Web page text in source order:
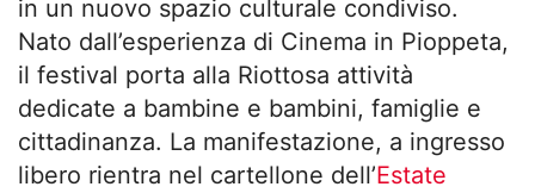
in un nuovo spazio culturale condiviso.
Nato dall’esperienza di Cinema in Pioppeta,
il festival porta alla Riottosa attività
dedicate a bambine e bambini, famiglie e
cittadinanza. La manifestazione, a ingresso
libero rientra nel cartellone dell’Estate